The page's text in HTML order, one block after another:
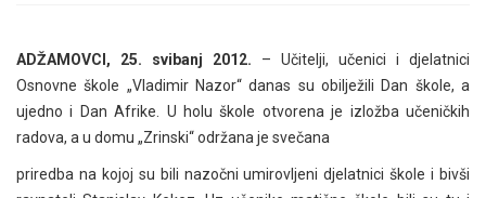
ADŽAMOVCI, 25. svibanj 2012. – Učitelji, učenici i djelatnici
Osnovne škole „Vladimir Nazor“ danas su obilježili Dan škole, a
ujedno i Dan Afrike. U holu škole otvorena je izložba učeničkih
radova, a u domu „Zrinski“ održana je svečana
priredba na kojoj su bili nazočni umirovljeni djelatnici škole i bivši